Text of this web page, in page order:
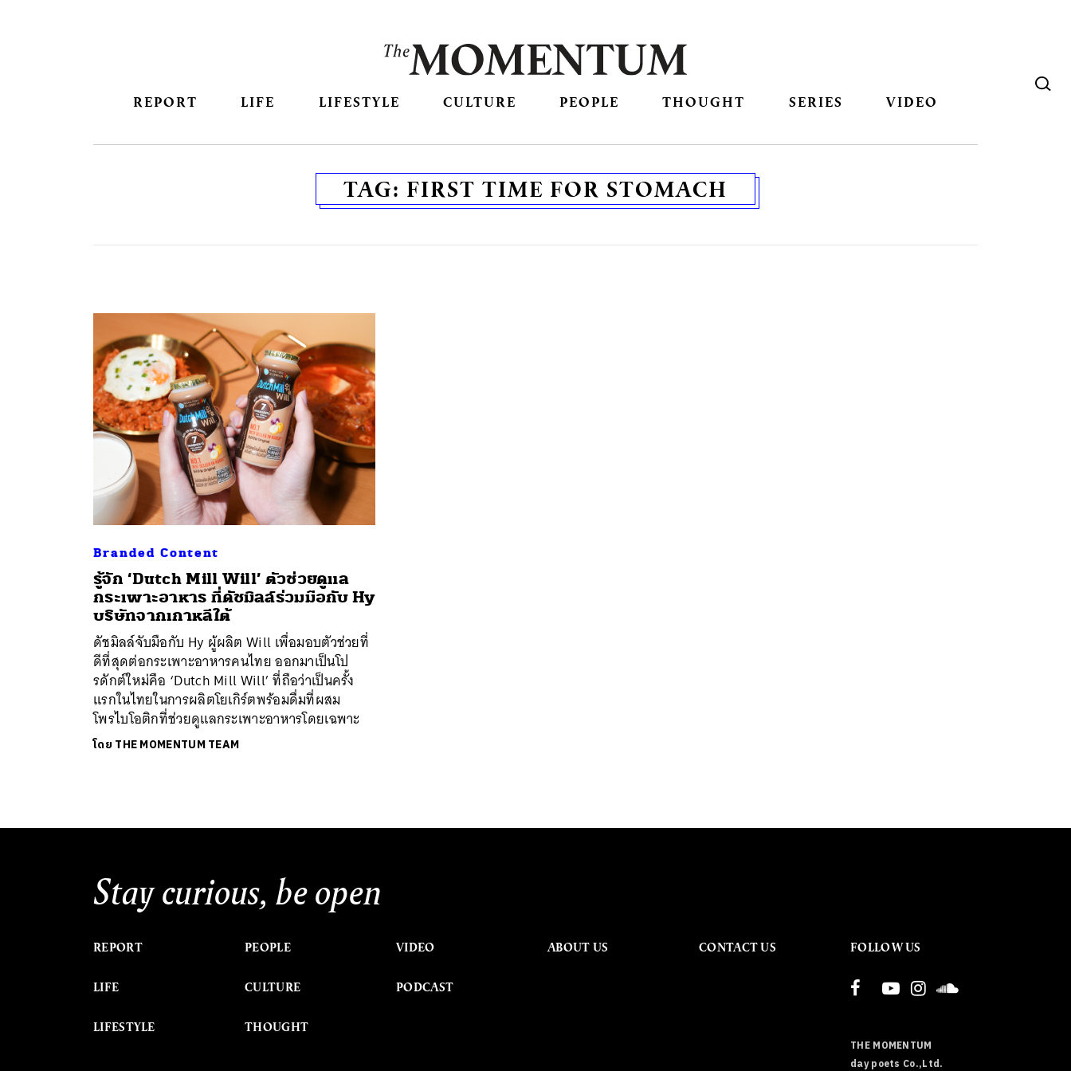
REPORT LIFE LIFESTYLE CULTURE PEOPLE THOUGHT SERIES VIDEO
TAG: FIRST TIME FOR STOMACH
Branded Content
รู้จัก ‘Dutch Mill Will’ ตัวช่วยดูแล
กระเพาะอาหาร ที่ดัชมิลล์ร่วมมือกับ Hy
บริษัทจากเกาหลีใต้
ดัชมิลล์จับมือกับ Hy ผู้ผลิต Will เพื่อมอบตัวช่วยที่
ดีที่สุดต่อกระเพาะอาหารคนไทย ออกมาเป็นโป
รดักต์ใหม่คือ ‘Dutch Mill Will’ ที่ถือว่าเป็นครั้ง
แรกในไทยในการผลิตโยเกิร์ตพร้อมดื่มที่ผสม
โพรไบโอติกที่ช่วยดูแลกระเพาะอาหารโดยเฉพาะ
โดย THE MOMENTUM TEAM
Stay curious, be open
REPORT
LIFE
LIFESTYLE
PEOPLE
CULTURE
THOUGHT
VIDEO
PODCAST
ABOUT US CONTACT US FOLLOW US
THE MOMENTUM
day poets Co.,Ltd.
ค้นหา